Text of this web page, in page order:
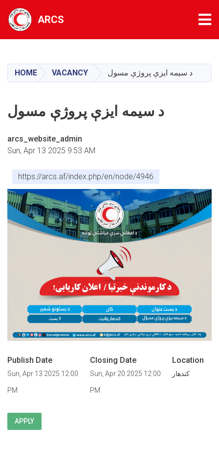
main
content
ARCS
HOME VACANCY د سیمه ایزې پروژې مسول
د سیمه ایزې پروژې مسول
arcs_website_admin
Sun, Apr 13 2025 9:53 AM
https://arcs.af/index.php/en/node/4946
Publish Date
Sun, Apr 13 2025 12:00
PM
Closing Date
Sun, Apr 20 2025 12:00
PM
Location
کندهار
APPLY